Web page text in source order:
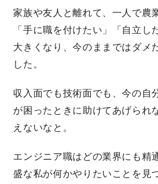
家族や友人と離れて、一人で農
「手に職を付けたい」「自立し
大きくなり、今のままではダメ
した。
収入面でも技術面でも、今の自
が困ったときに助けてあげられ
えないなと。
エンジニア職はどの業界にも精
盛な私が何かやりたいことを見